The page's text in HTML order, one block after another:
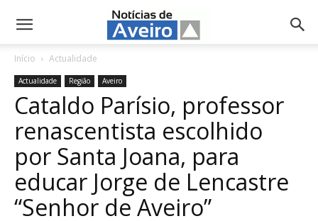
NotíciasdeAveiro.pt
Início Actualidade
Actualidade Região Aveiro
Cataldo Parísio, professor
renascentista escolhido
por Santa Joana, para
educar Jorge de Lencastre
“Senhor de Aveiro”